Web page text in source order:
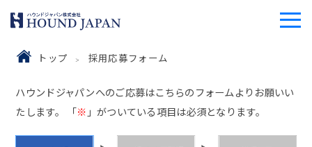
トップ 採用応募フォーム
ハウンドジャパンへのご応募はこちらのフォームよりお願いい
たします。 「※ 」がついている項目は必須となります。